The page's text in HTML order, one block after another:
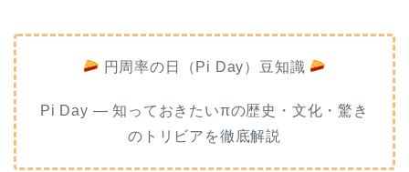
ヤ
ー
円周率の日（Pi Day）豆知識
Pi Day — 知っておきたいπの歴史・文化・驚き
のトリビアを徹底解説